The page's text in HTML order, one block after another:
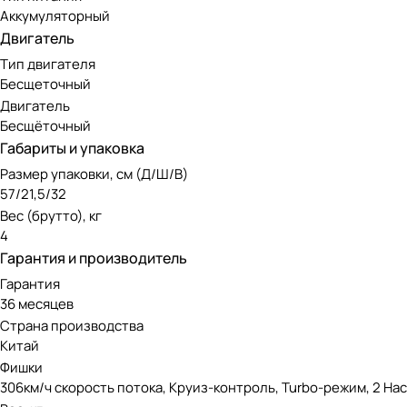
Аккумуляторный
Двигатель
Тип двигателя
Бесщеточный
Двигатель
Бесщёточный
Габариты и упаковка
Размер упаковки, см (Д/Ш/В)
57/21,5/32
Вес (брутто), кг
4
Гарантия и производитель
Гарантия
36 месяцев
Страна производства
Китай
Фишки
306км/ч скорость потока, Круиз-контроль, Turbo-режим, 2